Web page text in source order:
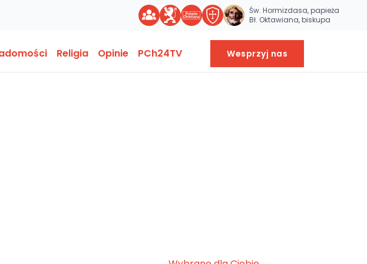
Św. Hormizdasa, papieża
Bł. Oktawiana, biskupa
Religia Opinie PCh24TV Wesprzyj nas